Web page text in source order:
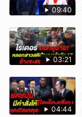
09:40
03:21
04:44